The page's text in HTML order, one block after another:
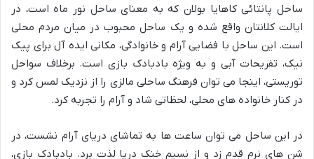
ساحل پانتائی کاهایا بولان که به معنای ساحل نور ماه است، در
ایالت کلانتان واقع شده و یک ساحل محبوب در میان مردم محلی
است. این ساحل با فضایی آرام و خانوادگی، مکانی ایده آل برای پیک
نیک، تفریحات آبی و به ویژه بادبادک بازی است. برخلاف سواحل
توریستی، اینجا می توان فرهنگ ساحلی مالزی را از نزدیک لمس کرد و
در کنار خانواده های محلی، لحظاتی شاد و آرام را تجربه کرد.
در این ساحل می توان ساعت ها به تماشای دریای آرام نشست، در
شن های نرم قدم زد و از نسیم خنک دریا لذت برد. بادبادک بازی،